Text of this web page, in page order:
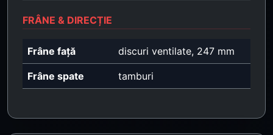
FRÂNE & DIRECȚIE
Frâne față discuri ventilate, 247 mm
Frâne spate tamburi